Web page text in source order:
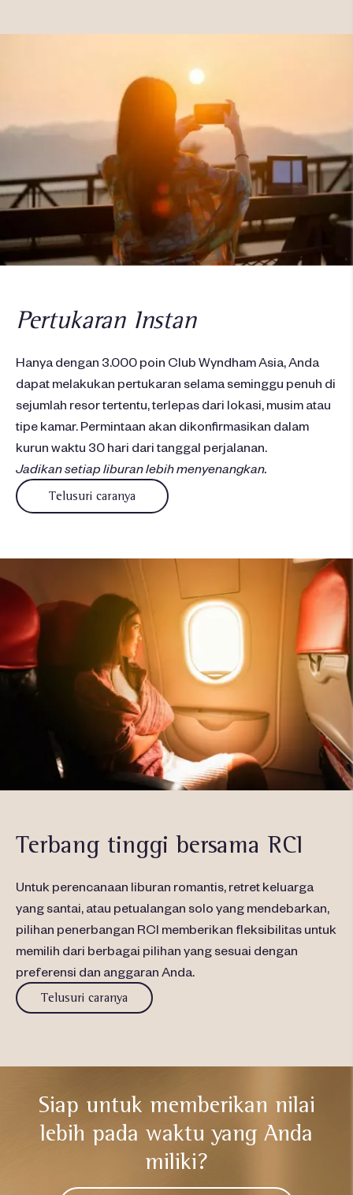
Pertukaran Instan
Hanya dengan 3.000 poin Club Wyndham Asia, Anda
dapat melakukan pertukaran selama seminggu penuh di
sejumlah resor tertentu, terlepas dari lokasi, musim atau
tipe kamar. Permintaan akan dikonfirmasikan dalam
kurun waktu 30 hari dari tanggal perjalanan.
Jadikan setiap liburan lebih menyenangkan.
Telusuri caranya
Terbang tinggi bersama RCI​​
Untuk perencanaan liburan romantis, retret keluarga
yang santai, atau petualangan solo yang mendebarkan,
pilihan penerbangan RCI memberikan fleksibilitas untuk
memilih dari berbagai pilihan yang sesuai dengan
preferensi dan anggaran Anda.​
Telusuri caranya
Siap untuk memberikan nilai
lebih pada waktu yang Anda
miliki?​